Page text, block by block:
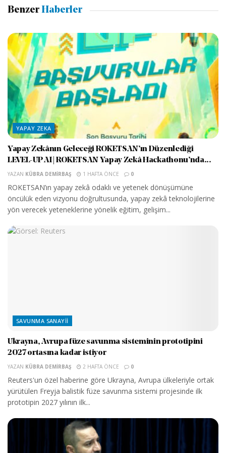
Benzer Haberler
YAPAY ZEKA
Yapay Zekânın Geleceği ROKETSAN’ın Düzenlediği
LEVEL-UP AI | ROKETSAN Yapay Zekâ Hackathonu’nda...
YAZAN KÜBRA DEMIRBAŞ 1 HAFTA ÖNCE 0
ROKETSAN’ın yapay zekâ odaklı ve yetenek dönüşümüne
öncülük eden vizyonu doğrultusunda, yapay zekâ teknolojilerine
yön verecek yeteneklerine yönelik eğitim, gelişim...
SAVUNMA SANAYII
Ukrayna, Avrupa füze savunma sisteminin prototipini
2027 ortasına kadar istiyor
YAZAN KÜBRA DEMIRBAŞ 2 HAFTA ÖNCE 0
Reuters'un özel haberine göre Ukrayna, Avrupa ülkeleriyle ortak
yürütülen Freyja balistik füze savunma sistemi projesinde ilk
prototipin 2027 yılının ilk...